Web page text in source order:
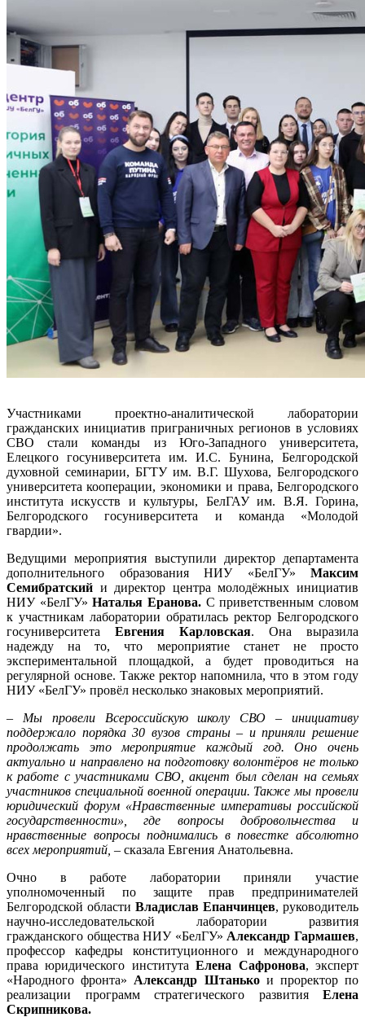
Участниками проектно-аналитической лаборатории
гражданских инициатив приграничных регионов в условиях
СВО стали команды из Юго-Западного университета,
Елецкого госуниверситета им. И.С. Бунина, Белгородской
духовной семинарии, БГТУ им. В.Г. Шухова, Белгородского
университета кооперации, экономики и права, Белгородского
института искусств и культуры, БелГАУ им. В.Я. Горина,
Белгородского госуниверситета и команда «Молодой
гвардии».
Ведущими мероприятия выступили директор департамента
дополнительного образования НИУ «БелГУ» Максим
Семибратский и директор центра молодёжных инициатив
НИУ «БелГУ»Наталья Еранова. С приветственным словом
к участникам лаборатории обратилась ректор Белгородского
госуниверситета Евгения Карловская. Она выразила
надежду на то, что мероприятие станет не просто
экспериментальной площадкой, а будет проводиться на
регулярной основе. Также ректор напомнила, что в этом году
НИУ «БелГУ» провёл несколько знаковых мероприятий.
– Мы провели Всероссийскую школу СВО – инициативу
поддержало порядка 30 вузов страны – и приняли решение
продолжать это мероприятие каждый год. Оно очень
актуально и направлено на подготовку волонтёров не только
к работе с участниками СВО, акцент был сделан на семьях
участников специальной военной операции. Также мы провели
юридический форум «Нравственные императивы российской
государственности», где вопросы добровольчества и
нравственные вопросы поднимались в повестке абсолютно
всех мероприятий, – сказала Евгения Анатольевна.
Очно в работе лаборатории приняли участие
уполномоченный по защите прав предпринимателей
Белгородской области Владислав Епанчинцев, руководитель
научно-исследовательской лаборатории развития
гражданского общества НИУ «БелГУ» Александр Гармашев,
профессор кафедры конституционного и международного
права юридического институтаЕлена Сафронова, эксперт
«Народного фронта» Александр Штанькои проректор по
реализации программ стратегического развития Елена
Скрипникова.